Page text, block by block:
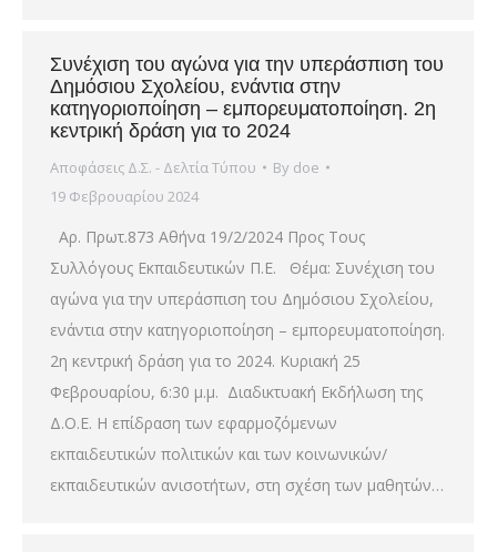
Συνέχιση του αγώνα για την υπεράσπιση του
Δημόσιου Σχολείου, ενάντια στην
κατηγοριοποίηση – εμπορευματοποίηση. 2η
κεντρική δράση για το 2024
Αποφάσεις Δ.Σ. - Δελτία Τύπου By doe
19 Φεβρουαρίου 2024
Αρ. Πρωτ.873 Αθήνα 19/2/2024 Προς Τους
Συλλόγους Εκπαιδευτικών Π.Ε. Θέμα: Συνέχιση του
αγώνα για την υπεράσπιση του Δημόσιου Σχολείου,
ενάντια στην κατηγοριοποίηση – εμπορευματοποίηση.
2η κεντρική δράση για το 2024. Κυριακή 25
Φεβρουαρίου, 6:30 μ.μ. Διαδικτυακή Εκδήλωση της
Δ.Ο.Ε. Η επίδραση των εφαρμοζόμενων
εκπαιδευτικών πολιτικών και των κοινωνικών/
εκπαιδευτικών ανισοτήτων, στη σχέση των μαθητών…